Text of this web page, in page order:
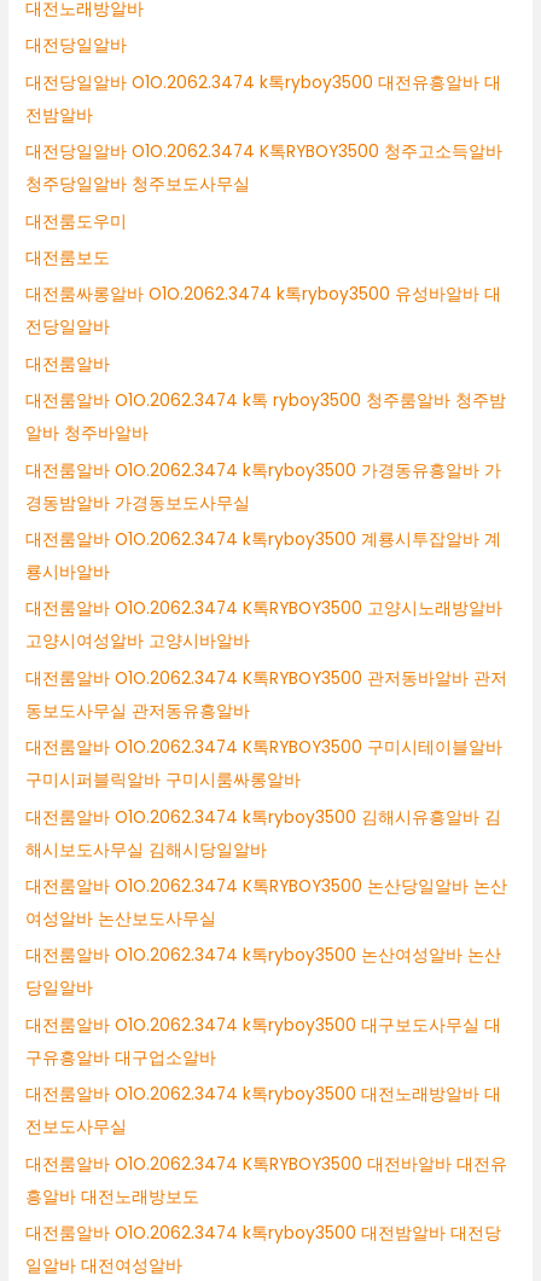
대전노래방알바
대전당일알바
대전당일알바 O1O.2062.3474 k톡ryboy3500 대전유흥알바 대
전밤알바
대전당일알바 O1O.2062.3474 K톡RYBOY3500 청주고소득알바
청주당일알바 청주보도사무실
대전룸도우미
대전룸보도
대전룸싸롱알바 O1O.2062.3474 k톡ryboy3500 유성바알바 대
전당일알바
대전룸알바
대전룸알바 O1O.2062.3474 k톡 ryboy3500 청주룸알바 청주밤
알바 청주바알바
대전룸알바 O1O.2062.3474 k톡ryboy3500 가경동유흥알바 가
경동밤알바 가경동보도사무실
대전룸알바 O1O.2062.3474 k톡ryboy3500 계룡시투잡알바 계
룡시바알바
대전룸알바 O1O.2062.3474 K톡RYBOY3500 고양시노래방알바
고양시여성알바 고양시바알바
대전룸알바 O1O.2062.3474 K톡RYBOY3500 관저동바알바 관저
동보도사무실 관저동유흥알바
대전룸알바 O1O.2062.3474 K톡RYBOY3500 구미시테이블알바
구미시퍼블릭알바 구미시룸싸롱알바
대전룸알바 O1O.2062.3474 k톡ryboy3500 김해시유흥알바 김
해시보도사무실 김해시당일알바
대전룸알바 O1O.2062.3474 K톡RYBOY3500 논산당일알바 논산
여성알바 논산보도사무실
대전룸알바 O1O.2062.3474 k톡ryboy3500 논산여성알바 논산
당일알바
대전룸알바 O1O.2062.3474 k톡ryboy3500 대구보도사무실 대
구유흥알바 대구업소알바
대전룸알바 O1O.2062.3474 k톡ryboy3500 대전노래방알바 대
전보도사무실
대전룸알바 O1O.2062.3474 K톡RYBOY3500 대전바알바 대전유
흥알바 대전노래방보도
대전룸알바 O1O.2062.3474 k톡ryboy3500 대전밤알바 대전당
일알바 대전여성알바